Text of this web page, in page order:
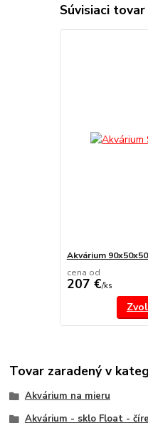
Súvisiaci tovar
Akvárium
cena od
207 €/ks
Tovar zaradený v
Akvárium na mieru
Akvárium - sklo Float - číre